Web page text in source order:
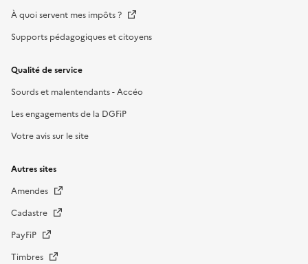
À quoi servent mes impôts ?
Supports pédagogiques et citoyens
Qualité de service
Sourds et malentendants - Accéo
Les engagements de la DGFiP
Votre avis sur le site
Autres sites
Amendes
Cadastre
PayFiP
Timbres